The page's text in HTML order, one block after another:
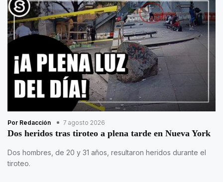
Por Redacción 7 agosto 2026
Dos heridos tras tiroteo a plena tarde en Nueva York
Dos hombres, de 20 y 31 años, resultaron heridos durante el
tiroteo.